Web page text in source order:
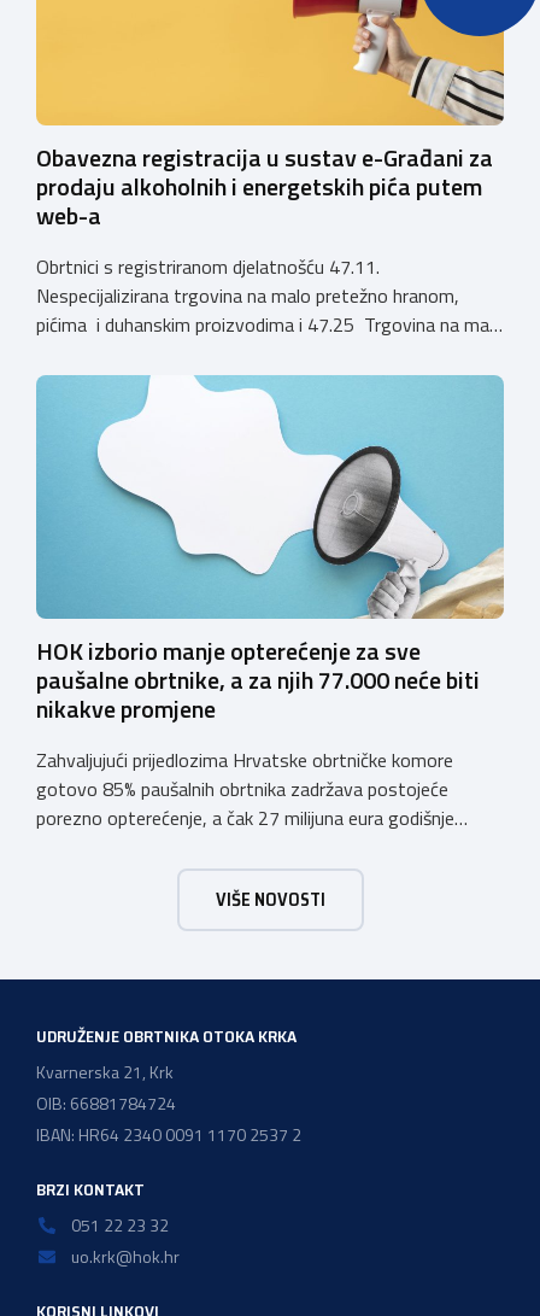
Obavezna registracija u sustav e-Građani za
prodaju alkoholnih i energetskih pića putem
web-a
Obrtnici s registriranom djelatnošću 47.11.
Nespecijalizirana trgovina na malo pretežno hranom,
pićima i duhanskim proizvodima i 47.25 Trgovina na malo
koja sadrže alkohol i energetska pića dužni su uskladiti
svoje poslovne procese i osigurati tehničko rješenje za
vjerodostojnu provjeru punoljetnosti kupca putem
sustava e-Građani ili putem mobilne […]
HOK izborio manje opterećenje za sve
paušalne obrtnike, a za njih 77.000 neće biti
nikakve promjene
Zahvaljujući prijedlozima Hrvatske obrtničke komore
gotovo 85% paušalnih obrtnika zadržava postojeće
porezno opterećenje, a čak 27 milijuna eura godišnje
komora pozdravlja odluku Vlade Republike Hrvatske da u
konačnom prijedlogu poreznih izmjena prihvati ključne
prijedloge HOK-a iznesene tijekom intenzivnog dijaloga s
VIŠE NOVOSTI
UDRUŽENJE OBRTNIKA OTOKA KRKA
Kvarnerska 21, Krk
OIB: 66881784724
IBAN: HR64 2340 0091 1170 2537 2
BRZI KONTAKT
051 22 23 32
uo.krk@hok.hr